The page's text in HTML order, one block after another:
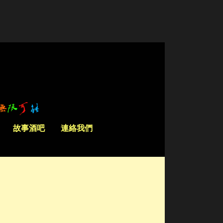
故事酒吧 連絡我們